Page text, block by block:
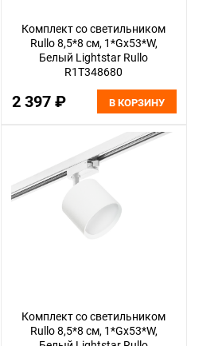
Комплект со светильником
Rullo 8,5*8 см, 1*Gx53*W,
Белый Lightstar Rullo
R1T348680
2 397 ₽ В КОРЗИНУ
Комплект со светильником
Rullo 8,5*8 см, 1*Gx53*W,